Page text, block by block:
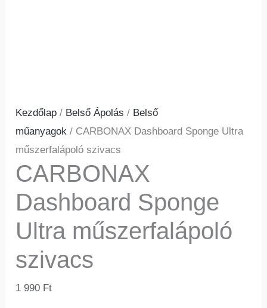
Kezdőlap / Belső Ápolás / Belső
műanyagok / CARBONAX Dashboard Sponge Ultra
műszerfalápoló szivacs
CARBONAX
Dashboard Sponge
Ultra műszerfalápoló
szivacs
1 990 Ft